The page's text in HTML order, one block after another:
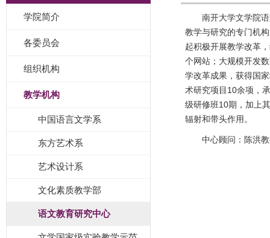
学院简介
各委员会
组织机构
教学机构
中国语言文学系
东方艺术系
艺术设计系
文化素质教学部
语文教育研究中心
南开大学文学院
教学与研究的专门机
起积极开展教学改革
个网站；大规模开发
学改革成果，获得国
术研究项目10余项，
级研修班10期，加上
辐射和带头作用。
中心顾问：陈洪